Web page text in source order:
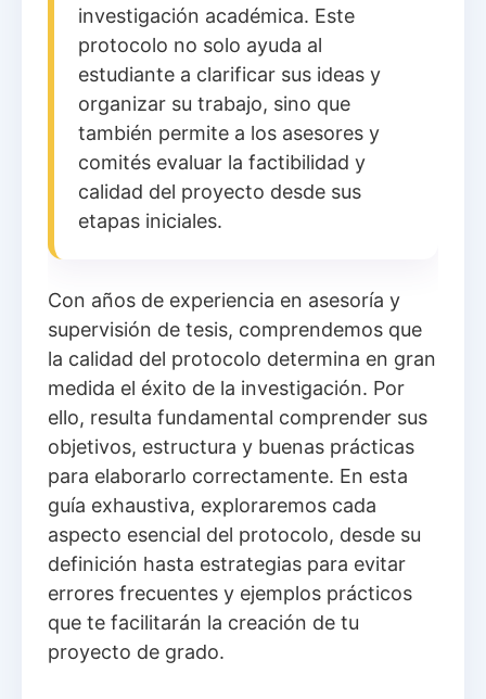
investigación académica. Este
protocolo no solo ayuda al
estudiante a clarificar sus ideas y
organizar su trabajo, sino que
también permite a los asesores y
comités evaluar la factibilidad y
calidad del proyecto desde sus
etapas iniciales.
Con años de experiencia en asesoría y
supervisión de tesis, comprendemos que
la calidad del protocolo determina en gran
medida el éxito de la investigación. Por
ello, resulta fundamental comprender sus
objetivos, estructura y buenas prácticas
para elaborarlo correctamente. En esta
guía exhaustiva, exploraremos cada
aspecto esencial del protocolo, desde su
definición hasta estrategias para evitar
errores frecuentes y ejemplos prácticos
que te facilitarán la creación de tu
proyecto de grado.